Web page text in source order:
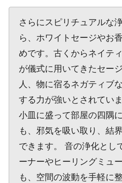
さらにスピリチュアルな
ら、ホワイトセージやお
めです。古くからネイテ
が儀式に用いてきたセー
人、物に宿るネガティブ
する力が強いとされてい
小皿に盛って部屋の四隅
も、邪気を吸い取り、結
できます。 音の浄化とし
ーナーやヒーリングミュ
も、空間の波動を手軽に